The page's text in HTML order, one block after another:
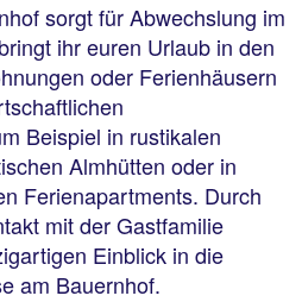
sorgt für Abwechslung im
ihr euren Urlaub in den
oder Ferienhäusern
Beispiel in rustikalen
Almhütten oder in
Ferienapartments. Durch
mit der Gastfamilie
Einblick in die
am Bauernhof.